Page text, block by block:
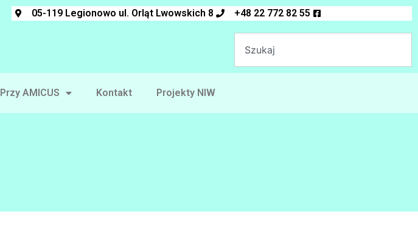
05-119 Legionowo ul. Orląt Lwowskich 8 +48 22 772 82 55
Przy AMICUS Kontakt Projekty NIW